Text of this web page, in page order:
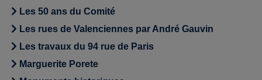
Les 50 ans du Comité
Les rues de Valenciennes par André Gauvin
Les travaux du 94 rue de Paris
Marguerite Porete